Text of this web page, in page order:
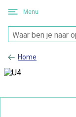
Menu
Home